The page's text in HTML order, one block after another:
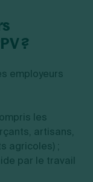
?
employeurs
les
artisans,
agricoles) ;
par le travail